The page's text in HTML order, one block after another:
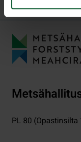
PL 80 (Opastinsilta